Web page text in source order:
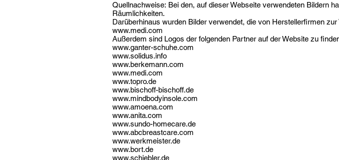
Quellnachweise: Bei den, auf dieser Webseite verwendeten Bildern
Räumlichkeiten.
Darüberhinaus wurden Bilder verwendet, die von Herstellerfirmen zur
www.medi.com
Außerdem sind Logos der folgenden Partner auf der Website zu
www.ganter-schuhe.com
www.solidus.info
www.berkemann.com
www.medi.com
www.topro.de
www.bischoff-bischoff.de
www.mindbodyinsole.com
www.amoena.com
www.anita.com
www.sundo-homecare.de
www.abcbreastcare.com
www.werkmeister.de
www.bort.de
www.schiebler.de